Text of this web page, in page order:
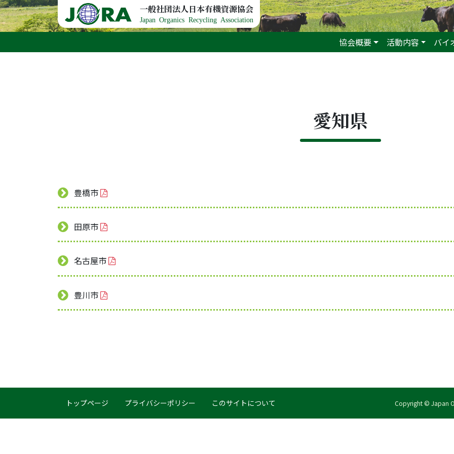
Skip to content 一般社団法人日本有機資源協会
Japan Organics Recycling Association
協会概要 活動内容 バイ
愛知県
豊橋市
田原市
名古屋市
豊川市
トップページ プライバシーポリシー このサイトについて Copyright © Japan